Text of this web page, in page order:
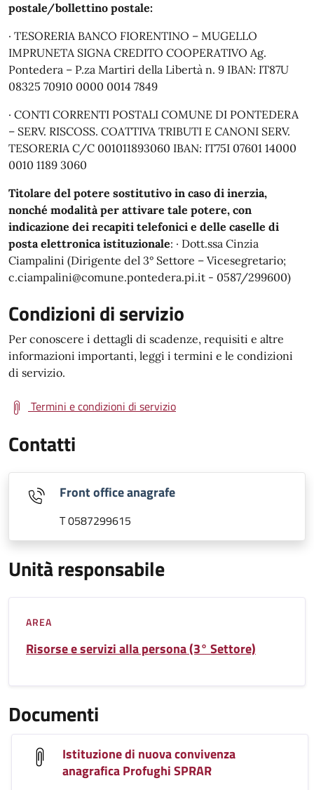
postale/bollettino postale:
· TESORERIA BANCO FIORENTINO – MUGELLO
IMPRUNETA SIGNA CREDITO COOPERATIVO Ag.
Pontedera – P.za Martiri della Libertà n. 9 IBAN: IT87U
08325 70910 0000 0014 7849
· CONTI CORRENTI POSTALI COMUNE DI PONTEDERA
– SERV. RISCOSS. COATTIVA TRIBUTI E CANONI SERV.
TESORERIA C/C 001011893060 IBAN: IT75I 07601 14000
0010 1189 3060
Titolare del potere sostitutivo in caso di inerzia,
nonché modalità per attivare tale potere, con
indicazione dei recapiti telefonici e delle caselle di
posta elettronica istituzionale: · Dott.ssa Cinzia
Ciampalini (Dirigente del 3° Settore – Vicesegretario;
c.ciampalini@comune.pontedera.pi.it - 0587/299600)
Condizioni di servizio
Per conoscere i dettagli di scadenze, requisiti e altre
informazioni importanti, leggi i termini e le condizioni
di servizio.
Termini e condizioni di servizio
Contatti
Front office anagrafe
T 0587299615
Unità responsabile
AREA
Risorse e servizi alla persona (3° Settore)
Documenti
Istituzione di nuova convivenza
anagrafica Profughi SPRAR